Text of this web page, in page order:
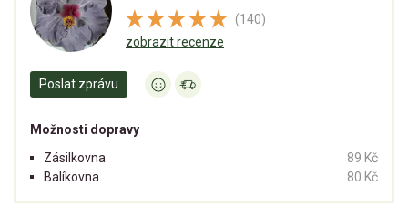
(140)
zobrazit recenze
Poslat zprávu
Možnosti dopravy
Zásilkovna
89 Kč
Balíkovna
80 Kč